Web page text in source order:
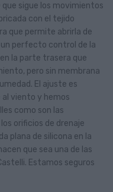
que sigue los movimientos
con el tejido
que permite abrirla de
perfecto control de la
la parte trasera que
pero sin membrana
El ajuste es
viento y hemos
como son las
orificios de drenaje
plana de silicona en la
que sea una de las
Estamos seguros